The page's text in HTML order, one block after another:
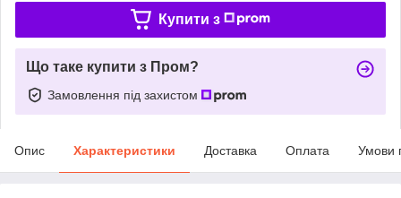
Купити з
Що таке купити з Пром?
Замовлення під захистом
Опис Характеристики Доставка Оплата Умови